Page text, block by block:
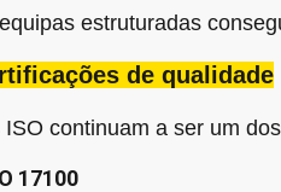
estruturadas
de qualidade
continuam a ser um
17100